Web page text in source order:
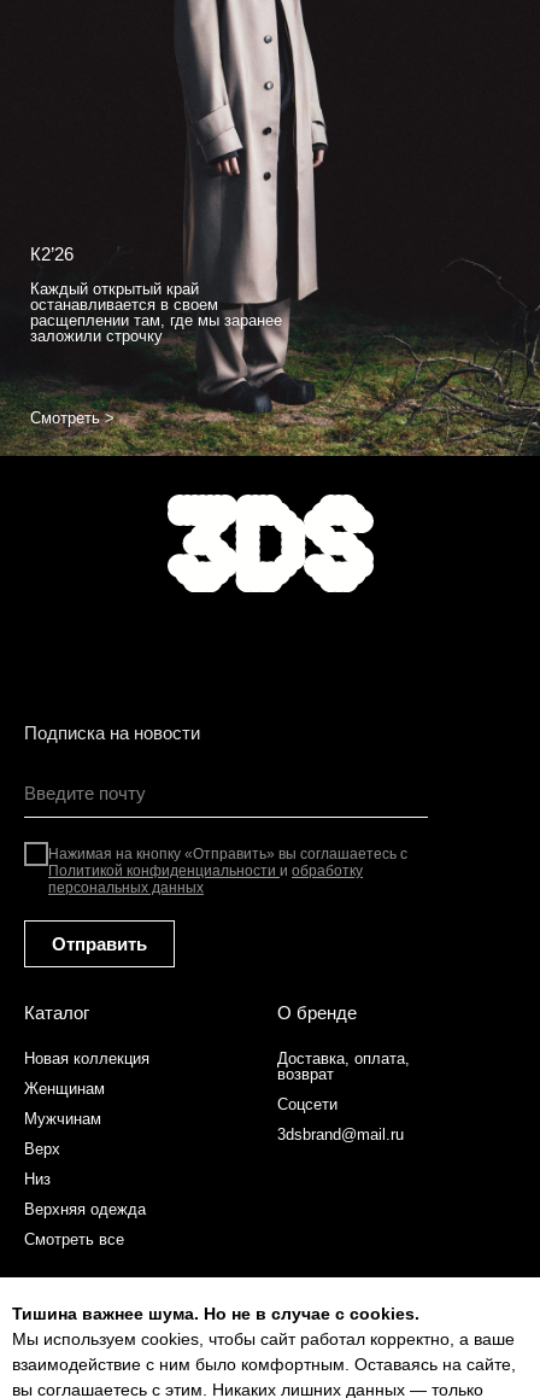
К2’26
Каждый открытый край
останавливается в своем
расщеплении там, где мы заранее
заложили строчку
Смотреть >
Оферта
Политика конфиденциальности
Согласие на обработку персональных данных
Нажимая на кнопку «Отправить» вы соглашаетесь с
Политикой конфиденциальности и обработку
персональных данных
Отправить
Подписка на новости
3dsbrand@mail.ru
Соцсети
Доставка, оплата,
возврат
О бренде
Смотреть все
Верхняя одежда
Низ
Верх
Мужчинам
Женщинам
Новая коллекция
Каталог
Тишина важнее шума. Но не в случае с cookies.
Мы используем cookies, чтобы сайт работал корректно, а ваше
взаимодействие с ним было комфортным. Оставаясь на сайте,
вы соглашаетесь с этим. Никаких лишних данных — только